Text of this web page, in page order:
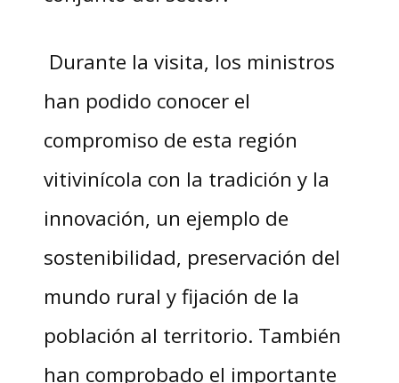
Durante la visita, los ministros
han podido conocer el
compromiso de esta región
vitivinícola con la tradición y la
innovación, un ejemplo de
sostenibilidad, preservación del
mundo rural y fijación de la
población al territorio. También
han comprobado el importante